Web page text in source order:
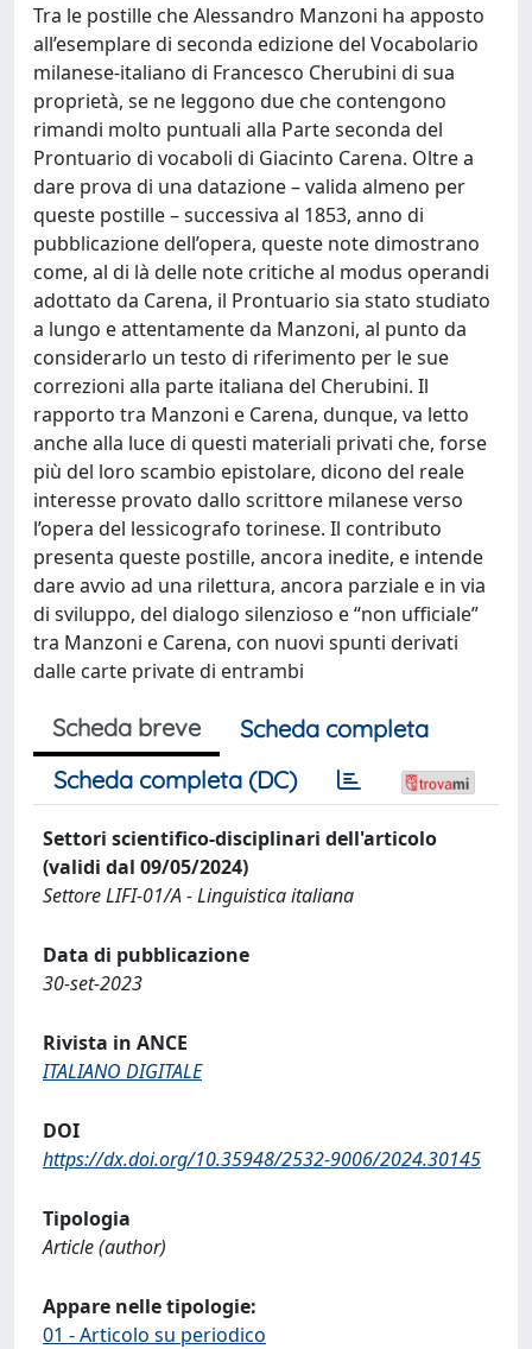
Tra le postille che Alessandro Manzoni ha apposto
all’esemplare di seconda edizione del Vocabolario
milanese-italiano di Francesco Cherubini di sua
proprietà, se ne leggono due che contengono
rimandi molto puntuali alla Parte seconda del
Prontuario di vocaboli di Giacinto Carena. Oltre a
dare prova di una datazione – valida almeno per
queste postille – successiva al 1853, anno di
pubblicazione dell’opera, queste note dimostrano
come, al di là delle note critiche al modus operandi
adottato da Carena, il Prontuario sia stato studiato
a lungo e attentamente da Manzoni, al punto da
considerarlo un testo di riferimento per le sue
correzioni alla parte italiana del Cherubini. Il
rapporto tra Manzoni e Carena, dunque, va letto
anche alla luce di questi materiali privati che, forse
più del loro scambio epistolare, dicono del reale
interesse provato dallo scrittore milanese verso
l’opera del lessicografo torinese. Il contributo
presenta queste postille, ancora inedite, e intende
dare avvio ad una rilettura, ancora parziale e in via
di sviluppo, del dialogo silenzioso e “non ufficiale”
tra Manzoni e Carena, con nuovi spunti derivati
dalle carte private di entrambi
Scheda breve
Scheda completa
Scheda completa (DC)
Settori scientifico-disciplinari dell'articolo
(validi dal 09/05/2024)
Settore LIFI-01/A - Linguistica italiana
Data di pubblicazione
30-set-2023
Rivista in ANCE
ITALIANO DIGITALE
DOI
https://dx.doi.org/10.35948/2532-9006/2024.30145
Tipologia
Article (author)
Appare nelle tipologie:
01 - Articolo su periodico